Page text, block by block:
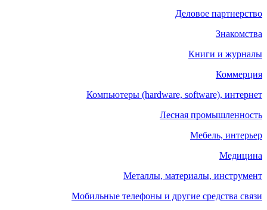
Деловое партнерство
Знакомства
Книги и журналы
Коммерция
Компьютеры (hardware, software), интернет
Лесная промышленность
Мебель, интерьер
Медицина
Металлы, материалы, инструмент
Мобильные телефоны и другие средства связи